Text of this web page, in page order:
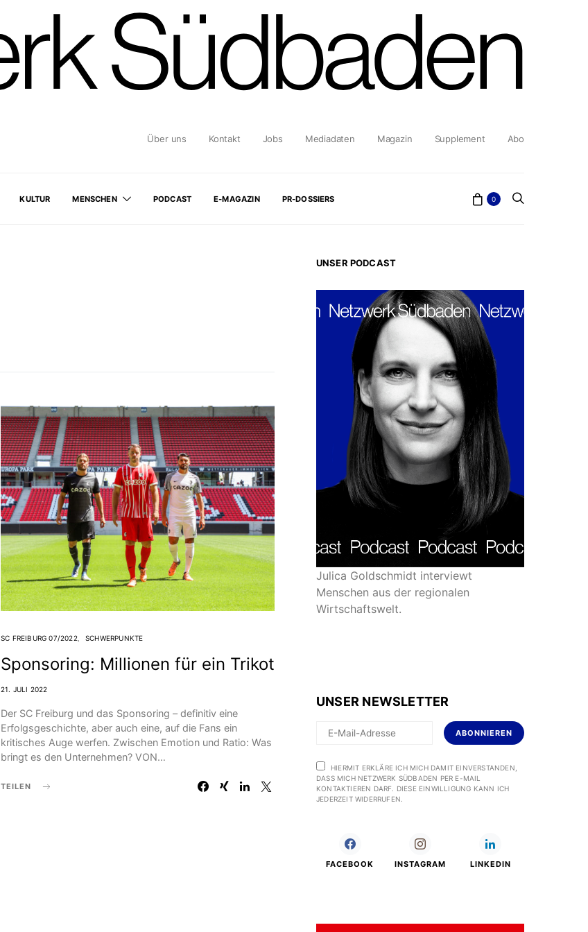
Über uns Kontakt Jobs Mediadaten Magazin Supplement Abo
KULTUR MENSCHEN PODCAST E-MAGAZIN PR-DOSSIERS 0
SC FREIBURG 07/2022 SCHWERPUNKTE
Sponsoring: Millionen für ein Trikot
21. JULI 2022
Der SC Freiburg und das Sponsoring – definitiv eine
Erfolgsgeschichte, aber auch eine, auf die Fans ein
kritisches Auge werfen. Zwischen Emotion und Ratio: Was
bringt es den Unternehmen? VON…
TEILEN
UNSER PODCAST
Julica Goldschmidt interviewt
Menschen aus der regionalen
Wirtschaftswelt.
UNSER NEWSLETTER
ABONNIEREN
HIERMIT ERKLÄRE ICH MICH DAMIT EINVERSTANDEN,
DASS MICH NETZWERK SÜDBADEN PER E-MAIL
KONTAKTIEREN DARF. DIESE EINWILLIGUNG KANN ICH
JEDERZEIT WIDERRUFEN.
FACEBOOK INSTAGRAM LINKEDIN